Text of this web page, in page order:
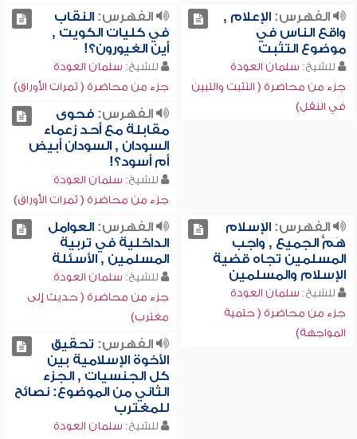
الفهرس:الإعلام ,
واقع الناس في
موضوع التثبت
للشيخ: سلمان العودة
جزء من محاضرة ( التثبت والتبين
في النقل)
الفهرس:النقاب
في كليات الكويت ,
أين الغيورون؟!
للشيخ: سلمان العودة
جزء من محاضرة ( ثمرات الأوراق)
الفهرس:فحوى
مقابلة مع أحد زعماء
السودان , السودان أبيض
أم أسود؟!
للشيخ: سلمان العودة
جزء من محاضرة ( ثمرات الأوراق)
الفهرس:الإسلام
هَمُّ الجميع , واجب
المسلمين تجاه قضية
الإسلام والمسلمين
للشيخ: سلمان العودة
جزء من محاضرة ( حتمية
المواجهة)
الفهرس:العوامل
الداخلية في تربية
المسلمين , الأسئلة
للشيخ: سلمان العودة
جزء من محاضرة ( حديث إلى
مغترب)
الفهرس: تحقيق
الأخوة الإسلامية بين
كل الجنسيات , الجزء
الثاني من الموضوع: نصائح
للمغترب
للشيخ: سلمان العودة